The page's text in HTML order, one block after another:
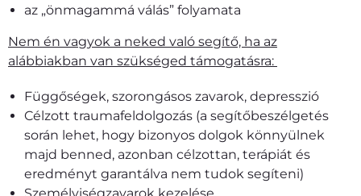
az „önmagammá válás” folyamata
Nem én vagyok a neked való segítő, ha az
alábbiakban van szükséged támogatásra:
Függőségek, szorongásos zavarok, depresszió
Célzott traumafeldolgozás (a segítőbeszélgetés
során lehet, hogy bizonyos dolgok könnyülnek
majd benned, azonban célzottan, terápiát és
eredményt garantálva nem tudok segíteni)